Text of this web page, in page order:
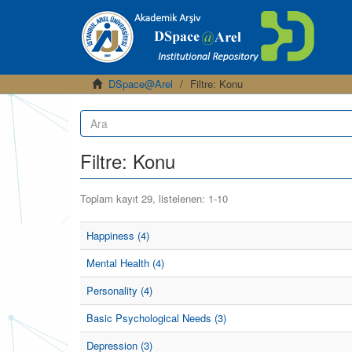
DSpace@Arel Filtre: Konu
Filtre: Konu
Toplam kayıt 29, listelenen: 1-10
Happiness (4)
Mental Health (4)
Personality (4)
Basic Psychological Needs (3)
Depression (3)